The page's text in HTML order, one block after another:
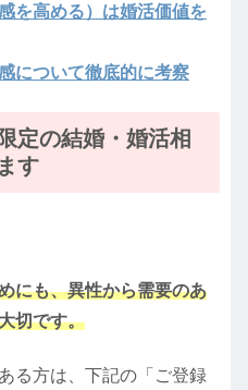
を高める）は婚活価値を
について徹底的に考察
定の結婚・婚活相
す
にも、異性から需要のあ
切です。
る方は、下記の「ご登録